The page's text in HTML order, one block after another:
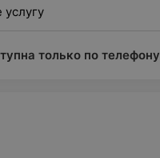
только по телефону